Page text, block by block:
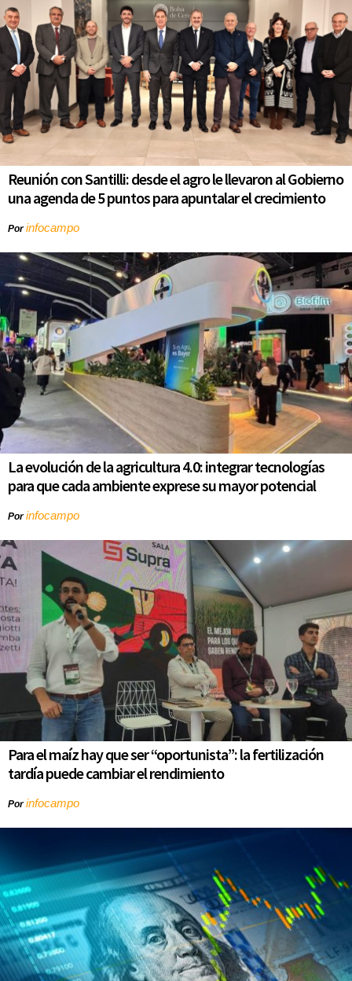
Reunión con Santilli: desde el agro le llevaron al Gobierno
una agenda de 5 puntos para apuntalar el crecimiento
Porinfocampo
La evolución de la agricultura 4.0: integrar tecnologías
para que cada ambiente exprese su mayor potencial
Porinfocampo
Para el maíz hay que ser “oportunista”: la fertilización
tardía puede cambiar el rendimiento
Porinfocampo